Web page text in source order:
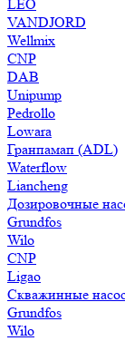
LEO
VANDJORD
Wellmix
CNP
DAB
Unipump
Pedrollo
Lowara
Гранпамап (ADL)
Waterflow
Liancheng
Дозировочные
Grundfos
Wilo
CNP
Ligao
Скважинные
Grundfos
Wilo